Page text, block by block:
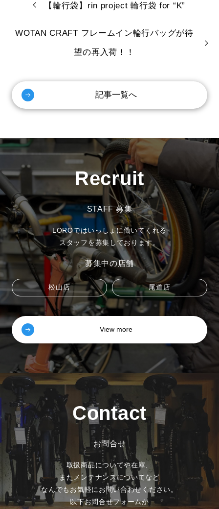
【輪行袋】rin project 輪行袋 for “K”
WOTAN CRAFT フレームイン輪行バッグが待
望の再入荷！！
記事一覧へ
Recruit
STAFF 募集
LOROではいっしょに働いてくれる
スタッフを募集しております。
募集中の店舗
松山店 尾道店
View more
Contact
お問合せ
取扱商品についてや在庫、
またメンテナンスについてなど
なんでもお気軽にお問い合わせください。
以下お問合せフォームか